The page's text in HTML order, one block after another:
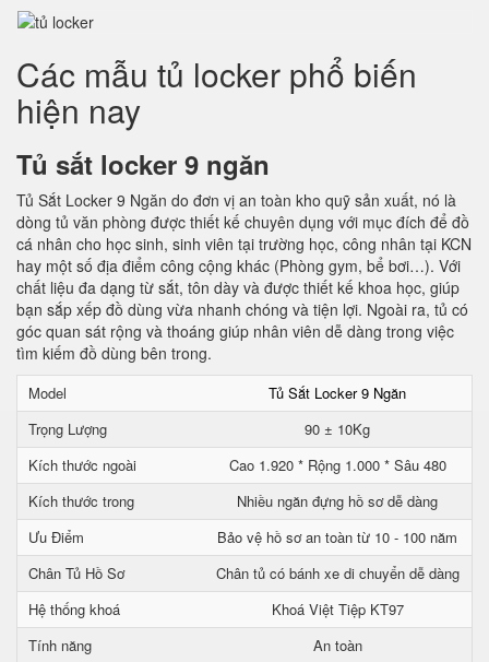
Các mẫu tủ locker phổ biến
hiện nay
Tủ sắt locker 9 ngăn
Tủ Sắt Locker 9 Ngăn do đơn vị an toàn kho quỹ sản xuất, nó là
dòng tủ văn phòng được thiết kế chuyên dụng với mục đích để đồ
cá nhân cho học sinh, sinh viên tại trường học, công nhân tại KCN
hay một số địa điểm công cộng khác (Phòng gym, bể bơi…). Với
chất liệu đa dạng từ sắt, tôn dày và được thiết kế khoa học, giúp
bạn sắp xếp đồ dùng vừa nhanh chóng và tiện lợi. Ngoài ra, tủ có
góc quan sát rộng và thoáng giúp nhân viên dễ dàng trong việc
tìm kiếm đồ dùng bên trong.
Model
Tủ Sắt Locker 9 Ngăn
Trọng Lượng
90 ± 10Kg
Kích thước ngoài
Cao 1.920 * Rộng 1.000 * Sâu 480
Kích thước trong
Nhiều ngăn đựng hồ sơ dễ dàng
Ưu Điểm
Bảo vệ hồ sơ an toàn từ 10 - 100 năm
Chân Tủ Hồ Sơ
Chân tủ có bánh xe di chuyển dễ dàng
Hệ thống khoá
Khoá Việt Tiệp KT97
Tính năng
An toàn